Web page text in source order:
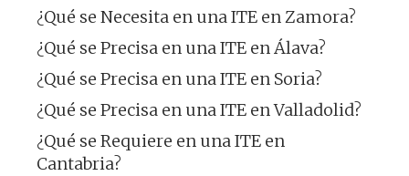
¿Qué se Necesita en una ITE en Zamora?
¿Qué se Precisa en una ITE en Álava?
¿Qué se Precisa en una ITE en Soria?
¿Qué se Precisa en una ITE en Valladolid?
¿Qué se Requiere en una ITE en
Cantabria?